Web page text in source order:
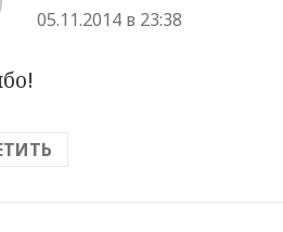
05.11.2014 в 23:38